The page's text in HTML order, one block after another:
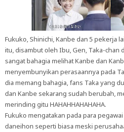
Fukuko, Shinichi, Kanbe dan 5 pekerja
itu, disambut oleh Ibu, Gen, Taka-chan
sangat bahagia melihat Kanbe dan
menyembunyikan perasaannya pada
dia memang bahagia, fans Taka yang
dan Kanbe sekarang sudah berubah,
merinding gitu HAHAHHAHAHAHA.
Fukuko mengatakan pada para
daneihon seperti biasa meski